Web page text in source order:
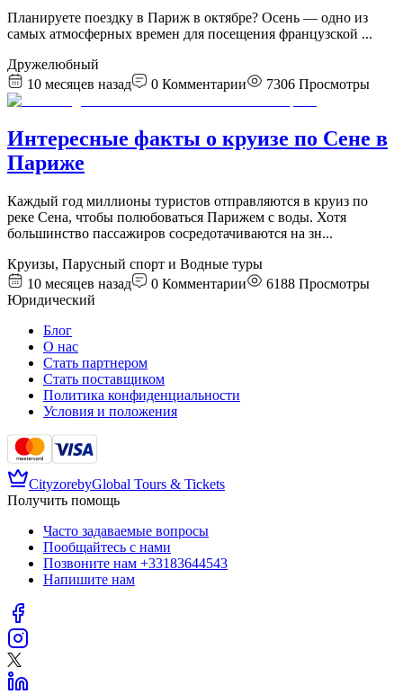
Планируете поездку в Париж в октябре? Осень — одно из
самых атмосферных времен для посещения французской ...
Дружелюбный
10 месяцев назад
0 Комментарии 7306 Просмотры
Интересные факты о круизе по Сене в
Париже
Каждый год миллионы туристов отправляются в круиз по
реке Сена, чтобы полюбоваться Парижем с воды. Хотя
большинство пассажиров сосредотачиваются на зн...
Круизы, Парусный спорт и Водные туры
10 месяцев назад
0 Комментарии 6188 Просмотры
Юридический
Блог
О нас
Стать партнером
Стать поставщиком
Политика конфиденциальности
Условия и положения
CityzorebyGlobal Tours & Tickets
Получить помощь
Часто задаваемые вопросы
Пообщайтесь с нами
Позвоните нам +33183644543
Напишите нам